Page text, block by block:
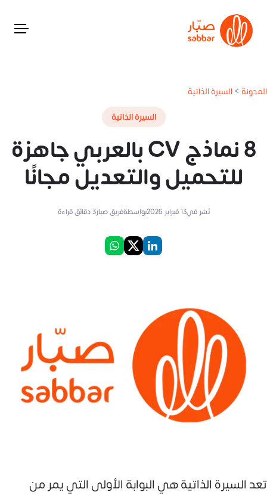
المدونة>السيرة الذاتية
السيرة الذاتية
8 نماذج CV بالعربي جاهزة
للتحميل والتعديل مجانًا
نُشر في13 فبراير 2026 بواسطةفريق صبار3دقائق قراءة
تعد السيرة الذاتية هي البوابة الأولى التي يمر من